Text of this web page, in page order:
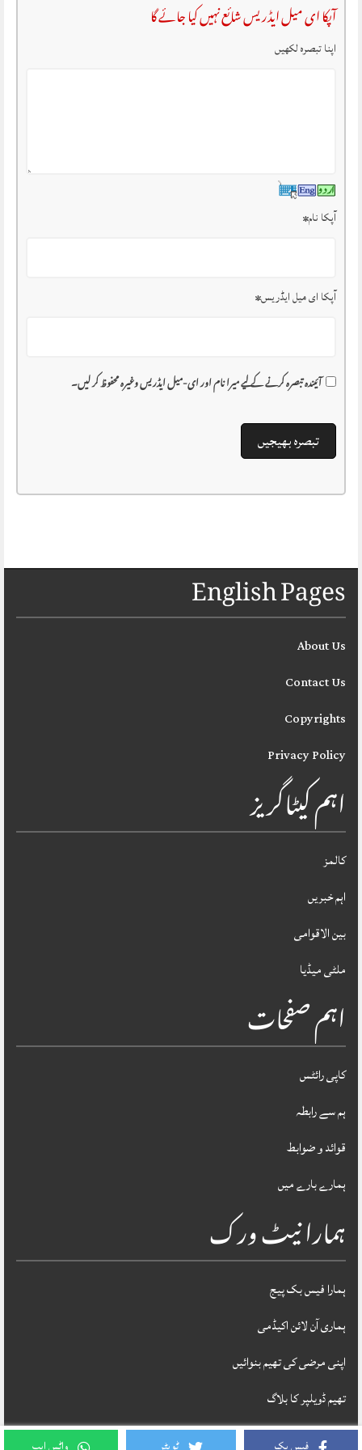
آپکا ای میل ایڈریس شائع نہیں کیا جائے گا
اپنا تبصرہ لکھیں
آپکا نام*
آپکا ای میل ایڈریس*
آئیندہ تبصرہ کرنے کے لیے میرا نام اور ای-میل ایڈریس وغیرہ محفوظ کر لیں۔
English Pages
About Us
Contact Us
Copyrights
Privacy Policy
اہم کیٹاگریز
کالمز
اہم خبریں
بین الاقوامی
ملٹی میڈیا
اہم صفحات
کاپی رائٹس
ہم سے رابطہ
قوائد و ضوابط
ہمارے بارے میں
ہمارا نیٹ ورک
ہمارا فیس بک پیج
ہماری آن لائن اکیڈمی
اپنی مرضی کی تھیم بنوائیں
تھیم ڈویلپر کا بلاگ